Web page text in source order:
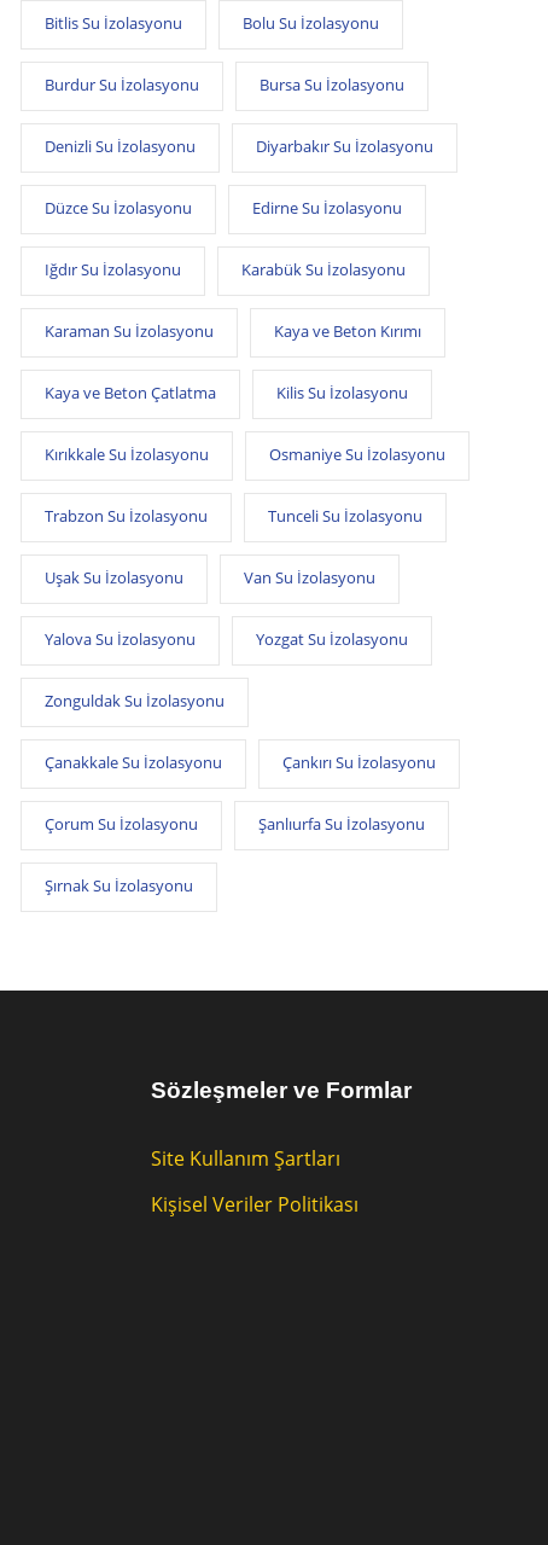
Bitlis Su İzolasyonu Bolu Su İzolasyonu
Burdur Su İzolasyonu Bursa Su İzolasyonu
Denizli Su İzolasyonu Diyarbakır Su İzolasyonu
Düzce Su İzolasyonu Edirne Su İzolasyonu
Iğdır Su İzolasyonu Karabük Su İzolasyonu
Karaman Su İzolasyonu Kaya ve Beton Kırımı
Kaya ve Beton Çatlatma Kilis Su İzolasyonu
Kırıkkale Su İzolasyonu Osmaniye Su İzolasyonu
Trabzon Su İzolasyonu Tunceli Su İzolasyonu
Uşak Su İzolasyonu Van Su İzolasyonu
Yalova Su İzolasyonu Yozgat Su İzolasyonu
Zonguldak Su İzolasyonu
Çanakkale Su İzolasyonu Çankırı Su İzolasyonu
Çorum Su İzolasyonu Şanlıurfa Su İzolasyonu
Şırnak Su İzolasyonu
Sözleşmeler ve Formlar
Site Kullanım Şartları
Kişisel Veriler Politikası